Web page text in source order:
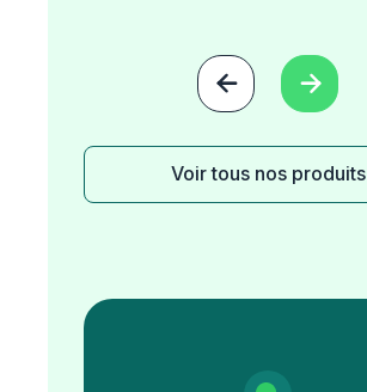
 
Voir tous nos produits